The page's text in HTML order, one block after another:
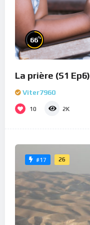
66%
La prière (S1 Ep6)
Viter7960
10 2K
#17 26